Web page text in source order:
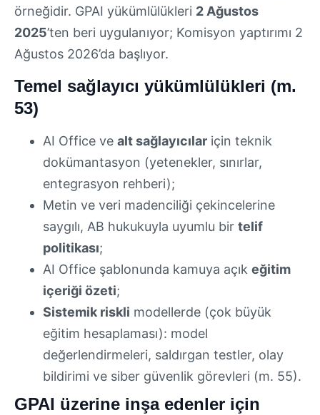
örneğidir. GPAI yükümlülükleri 2 Ağustos
2025’ten beri uygulanıyor; Komisyon yaptırımı 2
Ağustos 2026’da başlıyor.
Temel sağlayıcı yükümlülükleri (m.
53)
AI Office ve alt sağlayıcılar için teknik
dokümantasyon (yetenekler, sınırlar,
entegrasyon rehberi);
Metin ve veri madenciliği çekincelerine
saygılı, AB hukukuyla uyumlu bir telif
politikası;
AI Office şablonunda kamuya açık eğitim
içeriği özeti;
Sistemik riskli modellerde (çok büyük
eğitim hesaplaması): model
değerlendirmeleri, saldırgan testler, olay
bildirimi ve siber güvenlik görevleri (m. 55).
GPAI üzerine inşa edenler için